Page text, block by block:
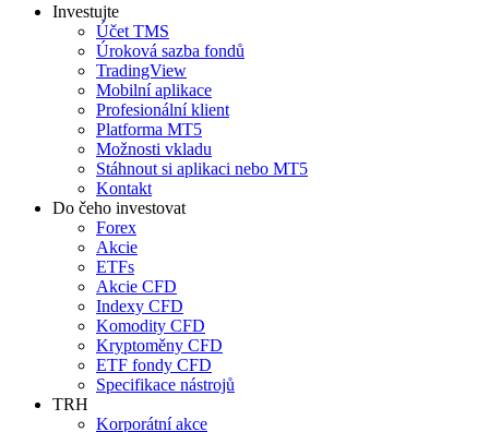
Investujte
Účet TMS
Úroková sazba fondů
TradingView
Mobilní aplikace
Profesionální klient
Platforma MT5
Možnosti vkladu
Stáhnout si aplikaci nebo MT5
Kontakt
Do čeho investovat
Forex
Akcie
ETFs
Akcie CFD
Indexy CFD
Komodity CFD
Kryptoměny CFD
ETF fondy CFD
Specifikace nástrojů
TRH
Korporátní akce